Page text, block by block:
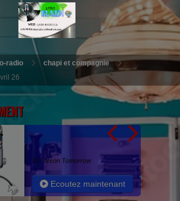
radio
chapi et compagnie
26
20. Neon Tomorrow
Ecoutez maintenant